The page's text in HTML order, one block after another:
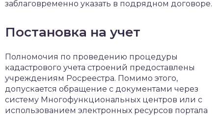
заблаговременно указать в подрядном договоре.
Постановка на учет
Полномочия по проведению процедуры
кадастрового учета строений предоставлены
учреждениям Росреестра. Помимо этого,
допускается обращение с документами через
систему Многофункциональных центров или с
использованием электронных ресурсов портала